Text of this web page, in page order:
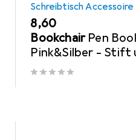
Schreibtisch Accessoire
EUR
8,60
Bookchair Pen
Pink&Silber - Stift